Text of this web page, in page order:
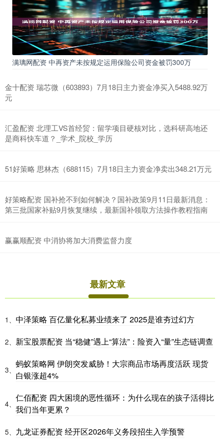
满璃网配资 中再资产未按规定运用保险公司资金被罚300万
金十配资 瑞芯微（603893）7月18日主力资金净买入5488.92万
元
汇盈配资 北理工VS首经贸：留学项目硬核对比，选科研高地还
是商科快车道？_学术_院校_学历
51好策略 思林杰（688115）7月18日主力资金净卖出348.21万元
好策略配资 国补抢不到如何解决？国补政策9月11日最新消息：
第三批国家补贴9月恢复继续，最新国补领取方法操作教程指南
赢赢顺配资 中消协将加大消费监督力度
最新文章
1、 中泽策略 百亿量化私募业绩来了 2025是谁夯过幻方
2、 新宝股票配资 当“稳健”遇上“算法”：险资入“量”生态链调查
3、
蚂蚁策略网 伊朗突发威胁！大宗商品市场再度活跃 现货
白银涨超4%
4、
仁佰配资 四大困境的恶性循环：为什么现在的孩子活得比
我们当年更累？
5、 九龙证券配资 经开区2026年义务段招生入学预警